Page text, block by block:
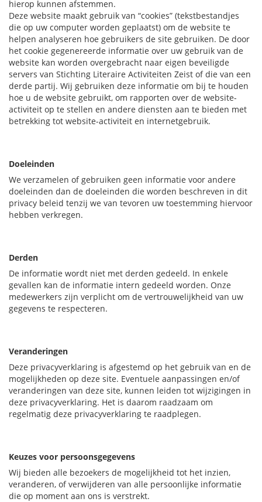
hierop kunnen afstemmen.
Deze website maakt gebruik van “cookies” (tekstbestandjes
die op uw computer worden geplaatst) om de website te
helpen analyseren hoe gebruikers de site gebruiken. De door
het cookie gegenereerde informatie over uw gebruik van de
website kan worden overgebracht naar eigen beveiligde
servers van Stichting Literaire Activiteiten Zeist of die van een
derde partij. Wij gebruiken deze informatie om bij te houden
hoe u de website gebruikt, om rapporten over de website-
activiteit op te stellen en andere diensten aan te bieden met
betrekking tot website-activiteit en internetgebruik.
Doeleinden
We verzamelen of gebruiken geen informatie voor andere
doeleinden dan de doeleinden die worden beschreven in dit
privacy beleid tenzij we van tevoren uw toestemming hiervoor
hebben verkregen.
Derden
De informatie wordt niet met derden gedeeld. In enkele
gevallen kan de informatie intern gedeeld worden. Onze
medewerkers zijn verplicht om de vertrouwelijkheid van uw
gegevens te respecteren.
Veranderingen
Deze privacyverklaring is afgestemd op het gebruik van en de
mogelijkheden op deze site. Eventuele aanpassingen en/of
veranderingen van deze site, kunnen leiden tot wijzigingen in
deze privacyverklaring. Het is daarom raadzaam om
regelmatig deze privacyverklaring te raadplegen.
Keuzes voor persoonsgegevens
Wij bieden alle bezoekers de mogelijkheid tot het inzien,
veranderen, of verwijderen van alle persoonlijke informatie
die op moment aan ons is verstrekt.